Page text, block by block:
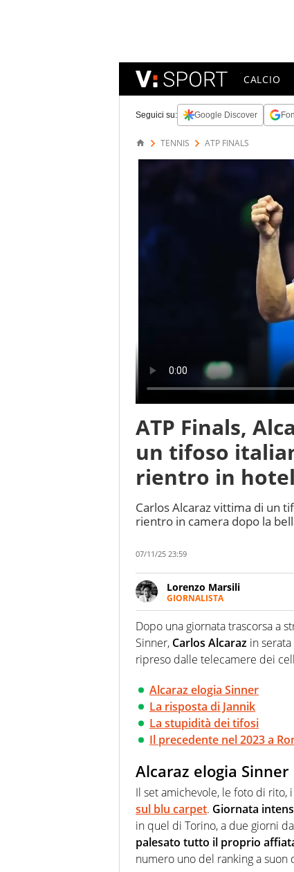
CALCIO
Seguici su: Google Discover
TENNIS ATP FINALS
ATP Finals,
un tifoso
rientro in
Carlos Alcaraz vittima di un
rientro in camera dopo la
07/11/25 23:59
Lorenzo Marsili
GIORNALISTA
Giornalista pubblicista,
racconta in immagini un
Dopo una giornata trascorsa a
Sinner, Carlos Alcaraz in
ripreso dalle telecamere dei
Alcaraz elogia Sinner
La risposta di Jannik
La stupidità dei tifosi
Il precedente nel 2023 a
Alcaraz elogia Sinner
Il set amichevole, le foto di rito,
sul blu carpet. Giornata
in quel di Torino, a due giorni
palesato tutto il proprio
numero uno del ranking a suon